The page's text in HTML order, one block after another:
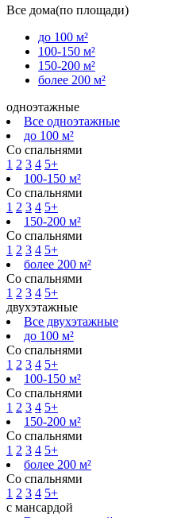
Все дома(по площади)
до 100 м²
100-150 м²
150-200 м²
более 200 м²
одноэтажные
Все одноэтажные
до 100 м²
Со спальнями
1 2 3 4 5+
100-150 м²
Со спальнями
1 2 3 4 5+
150-200 м²
Со спальнями
1 2 3 4 5+
более 200 м²
Со спальнями
1 2 3 4 5+
двухэтажные
Все двухэтажные
до 100 м²
Со спальнями
1 2 3 4 5+
100-150 м²
Со спальнями
1 2 3 4 5+
150-200 м²
Со спальнями
1 2 3 4 5+
более 200 м²
Со спальнями
1 2 3 4 5+
с мансардой